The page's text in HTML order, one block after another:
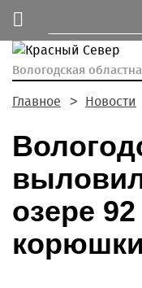
Вологодская
Главное Новости
озере
корюшки